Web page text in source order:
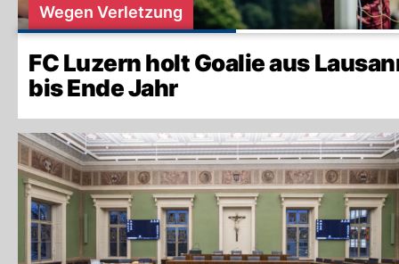
Wegen Verletzung
FC Luzern holt Goalie aus
bis Ende Jahr